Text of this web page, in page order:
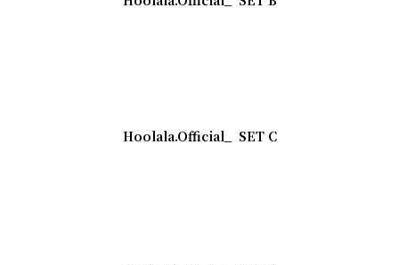
Hoolala.Official_ SET C